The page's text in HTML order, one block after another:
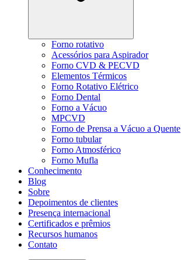
Forno rotativo
Acessórios para Aspirador
Forno CVD & PECVD
Elementos Térmicos
Forno Rotativo Elétrico
Forno Dental
Forno a Vácuo
MPCVD
Forno de Prensa a Vácuo a Quente
Forno tubular
Forno Atmosférico
Forno Mufla
Conhecimento
Blog
Sobre
Depoimentos de clientes
Presença internacional
Certificados e prêmios
Recursos humanos
Contato